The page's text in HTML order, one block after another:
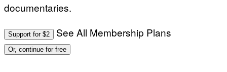
documentaries.
Support for $2 See All Membership Plans
Or, continue for free